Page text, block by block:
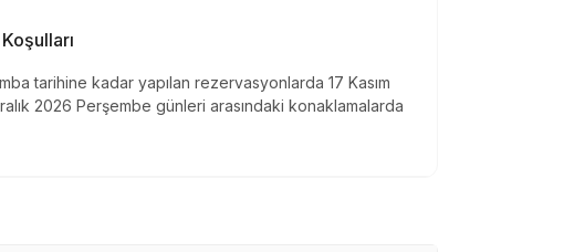
tarihine kadar yapılan rezervasyonlarda 17 Kasım
2026 Perşembe günleri arasındaki konaklamalarda